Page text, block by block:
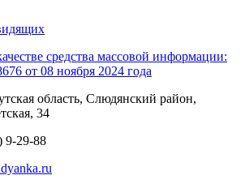
средства массовой информации:
от 08 ноября 2024 года
область, Слюдянский район,
34
9-29-88